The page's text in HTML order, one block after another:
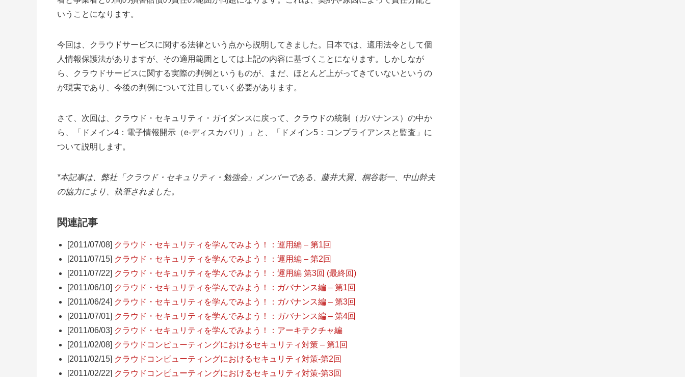
いうことになります。
今回は、クラウドサービスに関する法律という点から説明してきました。日本では、適用法令として個
人情報保護法がありますが、その適用範囲としては上記の内容に基づくことになります。しかしなが
ら、クラウドサービスに関する実際の判例というものが、まだ、ほとんど上がってきていないというの
が現実であり、今後の判例について注目していく必要があります。
さて、次回は、クラウド・セキュリティ・ガイダンスに戻って、クラウドの統制（ガバナンス）の中か
ら、「ドメイン4：電子情報開示（e-ディスカバリ）」と、「ドメイン5：コンプライアンスと監査」に
ついて説明します。
*本記事は、弊社「クラウド・セキュリティ・勉強会」メンバーである、藤井大翼、桐谷彰一、中山幹夫
の協力により、執筆されました。
関連記事
[2011/07/08] クラウド・セキュリティを学んでみよう！：運用編 – 第1回
[2011/07/15] クラウド・セキュリティを学んでみよう！：運用編 – 第2回
[2011/07/22] クラウド・セキュリティを学んでみよう！：運用編 第3回 (最終回)
[2011/06/10] クラウド・セキュリティを学んでみよう！：ガバナンス編 – 第1回
[2011/06/24] クラウド・セキュリティを学んでみよう！：ガバナンス編 – 第3回
[2011/07/01] クラウド・セキュリティを学んでみよう！：ガバナンス編 – 第4回
[2011/06/03] クラウド・セキュリティを学んでみよう！：アーキテクチャ編
[2011/02/08] クラウドコンピューティングにおけるセキュリティ対策 – 第1回
[2011/02/15] クラウドコンピューティングにおけるセキュリティ対策-第2回
[2011/02/22] クラウドコンピューティングにおけるセキュリティ対策-第3回